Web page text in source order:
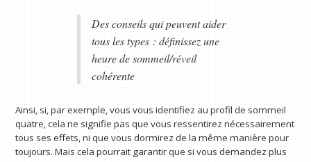
Des conseils qui peuvent aider
tous les types : définissez une
heure de sommeil/réveil
cohérente
Ainsi, si, par exemple, vous vous identifiez au profil de sommeil
quatre, cela ne signifie pas que vous ressentirez nécessairement
tous ses effets, ni que vous dormirez de la même manière pour
toujours. Mais cela pourrait garantir que si vous demandez plus